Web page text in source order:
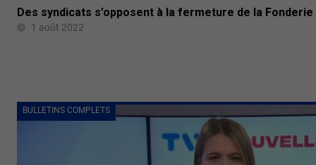
Des syndicats s’opposent à la fermeture de la
1 août 2022
BULLETINS COMPLETS